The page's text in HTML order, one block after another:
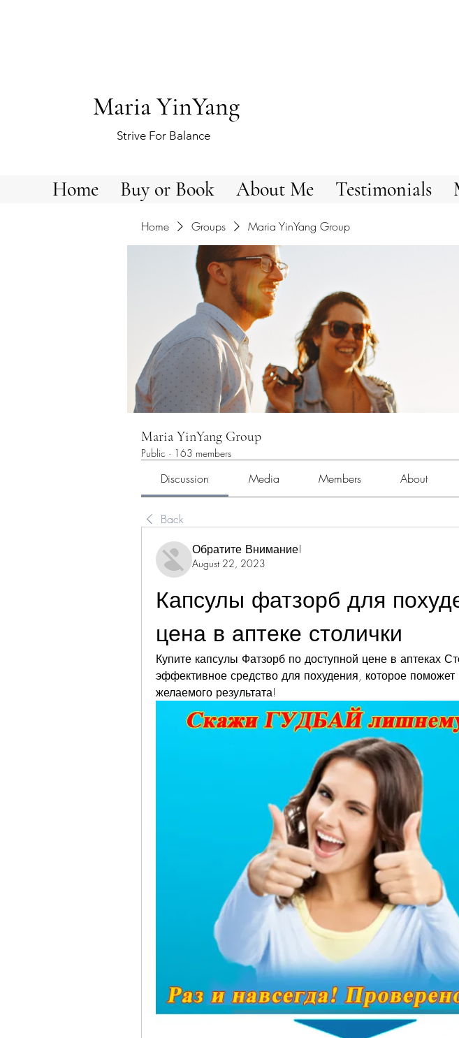
Maria YinYang
Strive For Balance
Home Buy or Book About Me Testimonials
Home Groups Maria YinYang Group
Maria YinYang Group
Public · 163 members
Discussion Media Members About
Back
Обратите Внимание!
August 22, 2023
Капсулы фатзорб для
цена в аптеке столички
Купите капсулы Фатзорб по доступной цене в аптеках
эффективное средство для похудения, которое
желаемого результата!